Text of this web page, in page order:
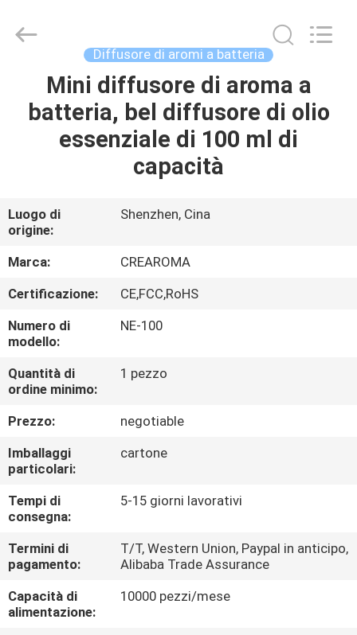
CASA
PRODOTTI
MOSTRA
VR
CIRCA
NOI
GIRO
DELLA
FABBRICA
CONTROLLO
DI
QUALITÀ
CONTATTICI
Online
Market.
Diffusore di aromi a batteria
Mini diffusore di aroma a
batteria, bel diffusore di olio
essenziale di 100 ml di
capacità
Luogo di
origine:
Shenzhen, Cina
Marca:
CREAROMA
Certificazione:
CE,FCC,RoHS
Numero di
modello:
NE-100
Quantità di
ordine minimo:
1 pezzo
Prezzo:
negotiable
Imballaggi
particolari:
cartone
Tempi di
consegna:
5-15 giorni lavorativi
Termini di
pagamento:
T/T, Western Union, Paypal in anticipo,
Alibaba Trade Assurance
Capacità di
alimentazione:
10000 pezzi/mese